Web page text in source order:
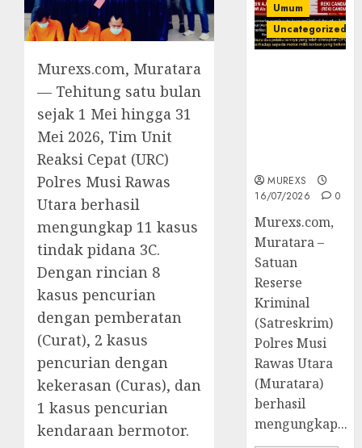
Murexs.com, Muratara
— Tehitung satu bulan
sejak 1 Mei hingga 31
Mei 2026, Tim Unit
Reaksi Cepat (URC)
Polres Musi Rawas
Utara berhasil
mengungkap 11 kasus
tindak pidana 3C.
Dengan rincian 8
kasus pencurian
dengan pemberatan
(Curat), 2 kasus
pencurian dengan
kekerasan (Curas), dan
1 kasus pencurian
kendaraan bermotor.
Umum
Uncategorized
MUREXS
16/07/2026
0
Murexs.com,
Muratara –
Satuan
Reserse
Kriminal
(Satreskrim)
Polres Musi
Rawas Utara
(Muratara)
berhasil
mengungkap...